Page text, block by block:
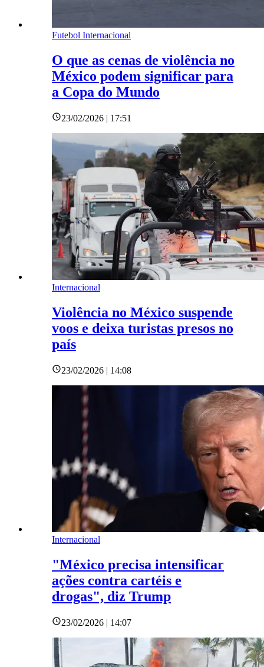
Futebol Internacional
O que as cenas de violência no
México podem significar para
a Copa do Mundo
23/02/2026 | 17:51
Internacional
Violência no México suspende
voos e deixa turistas presos no
país
23/02/2026 | 14:08
Internacional
"México precisa intensificar
ações contra cartéis e
drogas", diz Trump
23/02/2026 | 14:07